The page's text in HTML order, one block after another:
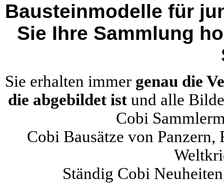
Bausteinmodelle für
Sie Ihre Sammlung
Sie erhalten immer genau die
die abgebildet ist und alle
Cobi
Cobi Bausätze von
Ständig Cobi